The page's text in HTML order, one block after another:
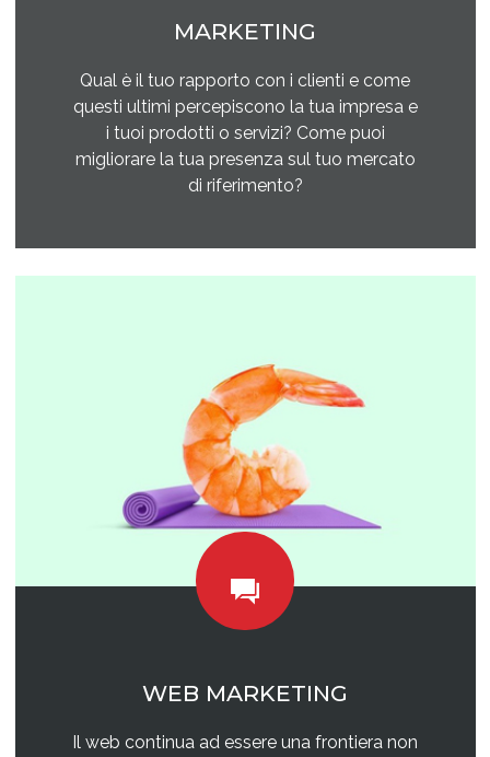
MARKETING
Qual è il tuo rapporto con i clienti e come
questi ultimi percepiscono la tua impresa e
i tuoi prodotti o servizi? Come puoi
migliorare la tua presenza sul tuo mercato
di riferimento?
WEB MARKETING
Il web continua ad essere una frontiera non